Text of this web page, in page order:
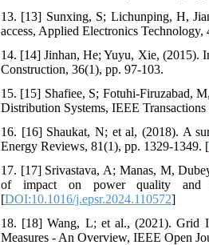
13. [13] Sunxing, S; Lichunping, H,
access, Applied Electronics Technology,
14. [14] Jinhan, He; Yuyu, Xie, (2015).
Construction, 36(1), pp. 97-103.
15. [15] Shafiee, S; Fotuhi-Firuzabad,
Distribution Systems, IEEE
16. [16] Shaukat, N; et al, (2018). A
Energy Reviews, 81(1), pp. 1329-1349. [
17. [17] Srivastava, A; Manas, M,
of impact on power quality and
[DOI:10.1016/j.epsr.2024.110572]
18. [18] Wang, L; et al., (2021). Grid
Measures - An Overview, IEEE Open